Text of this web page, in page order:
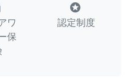
ワ
保
stars
認定制度